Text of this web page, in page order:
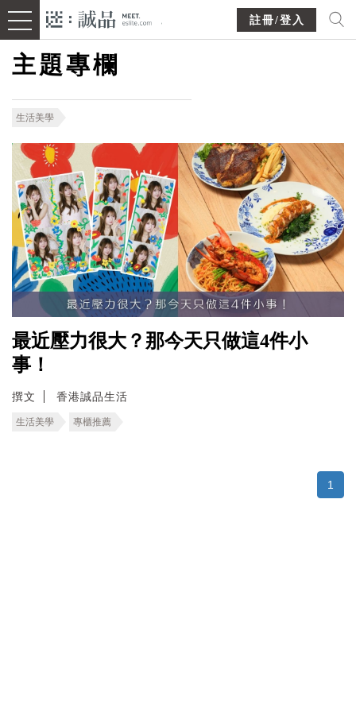
註冊/登入
主題專欄
生活美學
最近壓力很大？那今天只做這4件小
事！
撰文 香港誠品生活
生活美學 專櫃推薦
1